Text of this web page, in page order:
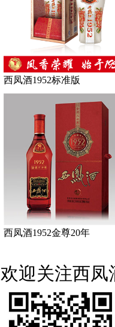
西凤酒1952标准版
西凤酒1952金尊20年
欢迎关注西凤